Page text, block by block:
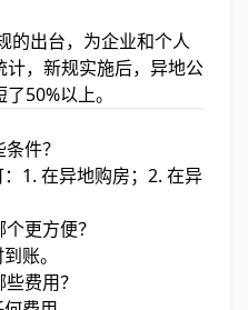
的出台，为企业和个人
，新规实施后，异地公
50%以上。
件？
1. 在异地购房；2. 在异
更方便？
账。
费用？